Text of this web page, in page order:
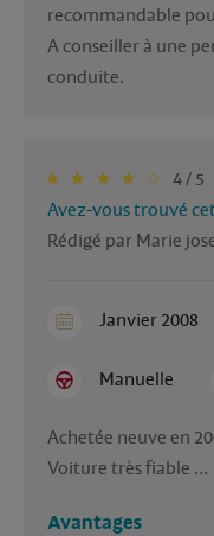
recommandable
A conseiller à une
4 / 5
Avez-vous trouvé
Rédigé par Marie
Janvier 2008
Manuelle
Achetée neuve en
Voiture très fiable ...
Avantages